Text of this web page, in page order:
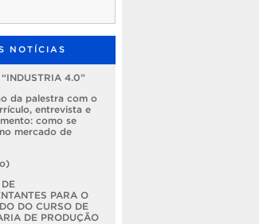
NOTÍCIAS
“INDUSTRIA 4.0”
da palestra com o
entrevista e
como se
mercado de
PARA O
DO CURSO DE
DE PRODUÇÃO